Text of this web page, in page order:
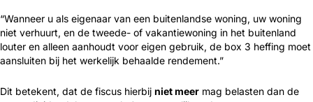
“Wanneer u als eigenaar van een buitenlandse woning, uw woning
niet verhuurt, en de tweede- of vakantiewoning in het buitenland
louter en alleen aanhoudt voor eigen gebruik, de box 3 heffing moet
aansluiten bij het werkelijk behaalde rendement.”
Dit betekent, dat de fiscus hierbij niet meer mag belasten dan de